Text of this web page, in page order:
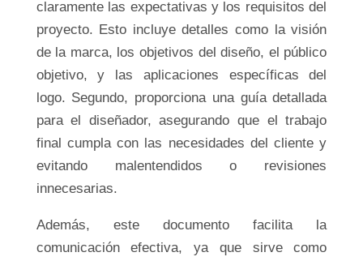
claramente las expectativas y los requisitos del
proyecto. Esto incluye detalles como la visión
de la marca, los objetivos del diseño, el público
objetivo, y las aplicaciones específicas del
logo. Segundo, proporciona una guía detallada
para el diseñador, asegurando que el trabajo
final cumpla con las necesidades del cliente y
evitando malentendidos o revisiones
innecesarias.
Además, este documento facilita la
comunicación efectiva, ya que sirve como